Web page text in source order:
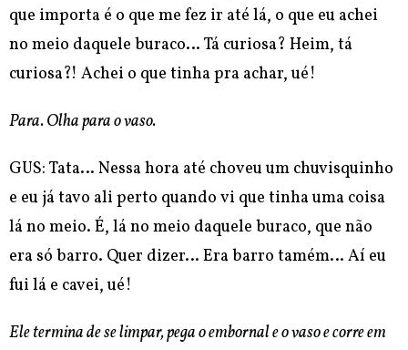
que importa é o que me fez ir até lá, o que eu achei
no meio daquele buraco… Tá curiosa? Heim, tá
curiosa?! Achei o que tinha pra achar, ué!
Para. Olha para o vaso.
GUS: Tata… Nessa hora até choveu um chuvisquinho
e eu já tavo ali perto quando vi que tinha uma coisa
lá no meio. É, lá no meio daquele buraco, que não
era só barro. Quer dizer… Era barro tamém… Aí eu
fui lá e cavei, ué!
Ele termina de se limpar, pega o embornal e o vaso e corre em